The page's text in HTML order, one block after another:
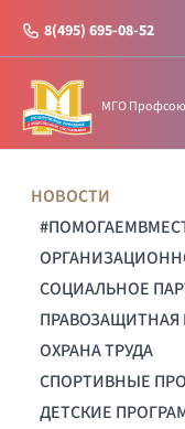
8(495) 695-08-52
МГО
НОВОСТИ
СОЦИАЛЬНОЕ
ПРАВОЗАЩИТНАЯ
ОХРАНА ТРУДА
СПОРТИВНЫЕ
ДЕТСКИЕ